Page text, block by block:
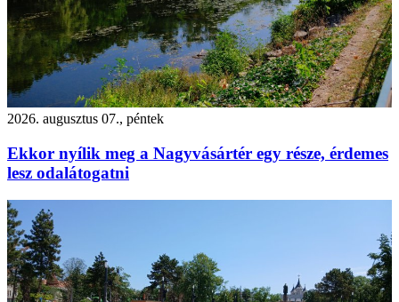
2026. augusztus 07., péntek
Ekkor nyílik meg a Nagyvásártér egy része, érdemes
lesz odalátogatni